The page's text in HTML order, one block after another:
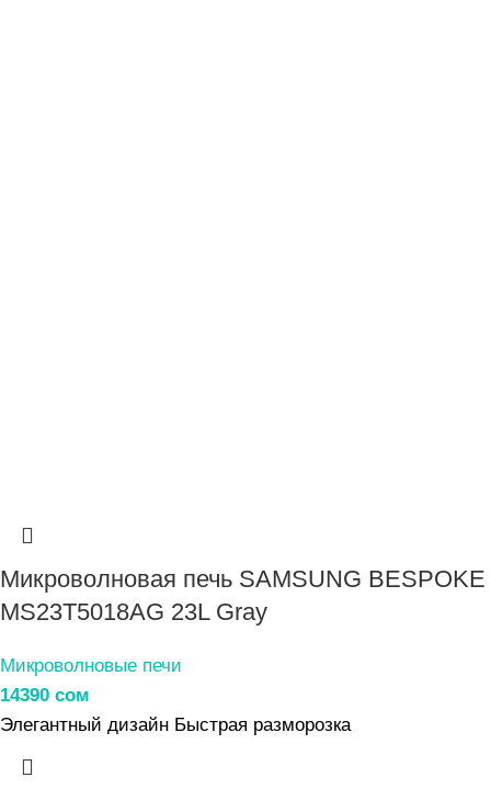
Микроволновая печь SAMSUNG BESPOKE
MS23T5018AG 23L Gray
Микроволновые печи
14390 сом
Элегантный дизайн Быстрая разморозка